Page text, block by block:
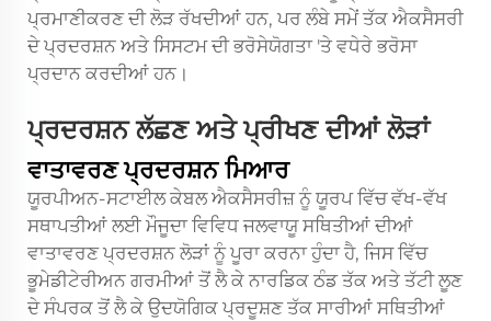
ਪ੍ਰਮਾਣੀਕਰਣ ਦੀ ਲੋੜ ਰੱਖਦੀਆਂ ਹਨ, ਪਰ ਲੰਬੇ ਸਮੇਂ ਤੱਕ ਐਕਸੈਸਰੀ
ਦੇ ਪ੍ਰਦਰਸ਼ਨ ਅਤੇ ਸਿਸਟਮ ਦੀ ਭਰੋਸੇਯੋਗਤਾ 'ਤੇ ਵਧੇਰੇ ਭਰੋਸਾ
ਪ੍ਰਦਾਨ ਕਰਦੀਆਂ ਹਨ।
ਪ੍ਰਦਰਸ਼ਨ ਲੱਛਣ ਅਤੇ ਪ੍ਰੀਖਣ ਦੀਆਂ ਲੋੜਾਂ
ਵਾਤਾਵਰਣ ਪ੍ਰਦਰਸ਼ਨ ਮਿਆਰ
ਯੂਰਪੀਅਨ-ਸਟਾਈਲ ਕੇਬਲ ਐਕਸੈਸਰੀਜ਼ ਨੂੰ ਯੂਰਪ ਵਿੱਚ ਵੱਖ-ਵੱਖ
ਸਥਾਪਤੀਆਂ ਲਈ ਮੌਜੂਦਾ ਵਿਵਿਧ ਜਲਵਾਯੂ ਸਥਿਤੀਆਂ ਦੀਆਂ
ਵਾਤਾਵਰਣ ਪ੍ਰਦਰਸ਼ਨ ਲੋੜਾਂ ਨੂੰ ਪੂਰਾ ਕਰਨਾ ਹੁੰਦਾ ਹੈ, ਜਿਸ ਵਿੱਚ
ਭੂਮੇਡੀਟੇਰੀਅਨ ਗਰਮੀਆਂ ਤੋਂ ਲੈ ਕੇ ਨਾਰਡਿਕ ਠੰਡ ਤੱਕ ਅਤੇ ਤੱਟੀ ਲੂਣ
ਦੇ ਸੰਪਰਕ ਤੋਂ ਲੈ ਕੇ ਉਦਯੋਗਿਕ ਪ੍ਰਦੂਸ਼ਣ ਤੱਕ ਸਾਰੀਆਂ ਸਥਿਤੀਆਂ